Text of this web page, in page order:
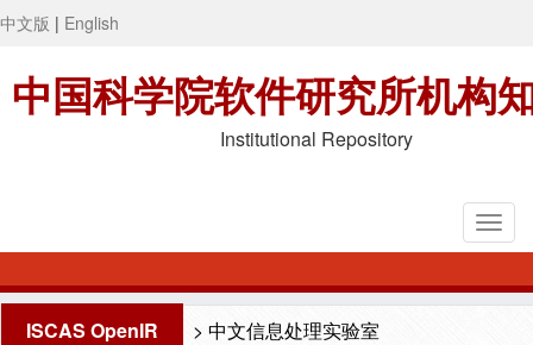
中文版 | English
中国科学院软件研究所机构
Institutional Repository
ISCAS OpenIR > 中文信息处理实验室